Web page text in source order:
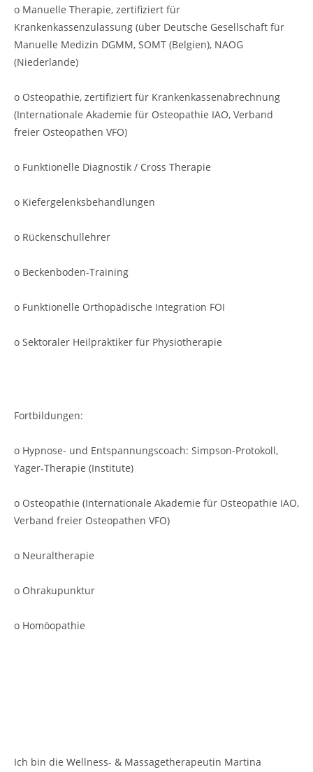
o Manuelle Therapie, zertifiziert für
Krankenkassenzulassung (über Deutsche Gesellschaft für
Manuelle Medizin DGMM, SOMT (Belgien), NAOG
(Niederlande)
o Osteopathie, zertifiziert für Krankenkassenabrechnung
(Internationale Akademie für Osteopathie IAO, Verband
freier Osteopathen VFO)
o Funktionelle Diagnostik / Cross Therapie
o Kiefergelenksbehandlungen
o Rückenschullehrer
o Beckenboden-Training
o Funktionelle Orthopädische Integration FOI
o Sektoraler Heilpraktiker für Physiotherapie
Fortbildungen:
o Hypnose- und Entspannungscoach: Simpson-Protokoll,
Yager-Therapie (Institute)
o Osteopathie (Internationale Akademie für Osteopathie IAO,
Verband freier Osteopathen VFO)
o Neuraltherapie
o Ohrakupunktur
o Homöopathie
Ich bin die Wellness- & Massagetherapeutin Martina